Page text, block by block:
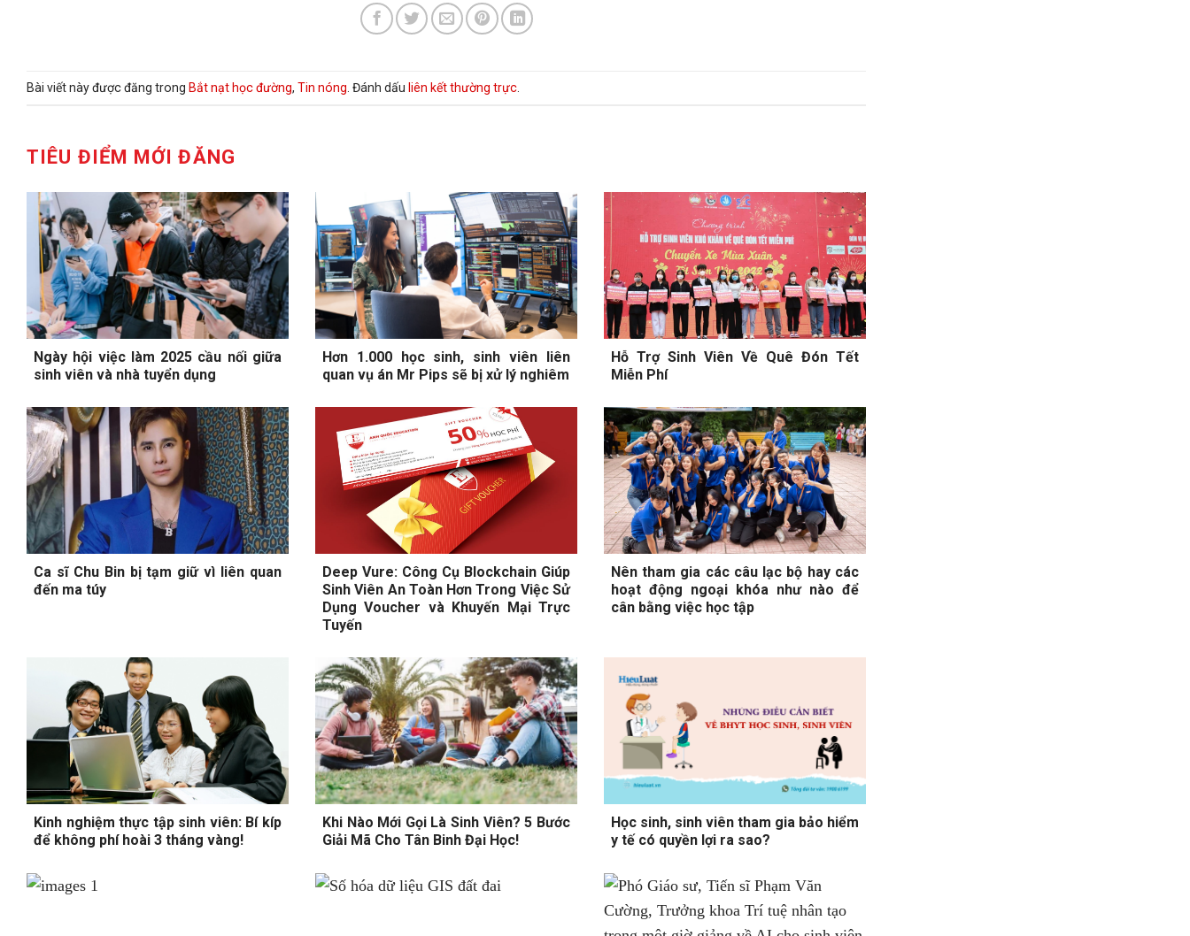
Bài viết này được đăng trong Bắt nạt học đường, Tin nóng . Đánh dấu liên kết thường trực
TIÊU ĐIỂM MỚI ĐĂNG
Ngày hội việc làm 2025 cầu nối giữa
sinh viên và nhà tuyển dụng
Hơn 1.000 học sinh, sinh viên liên
quan vụ án Mr Pips sẽ bị xử lý nghiêm
Hỗ Trợ Sinh Viên Về Quê Đón Tết
Miễn Phí
Ca sĩ Chu Bin bị tạm giữ vì liên quan
đến ma túy
Deep Vure: Công Cụ Blockchain Giúp
Sinh Viên An Toàn Hơn Trong Việc Sử
Dụng Voucher và Khuyến Mại Trực
Tuyến
Nên tham gia các câu lạc bộ hay các
hoạt động ngoại khóa như nào để
cân bằng việc học tập
Kinh nghiệm thực tập sinh viên: Bí kíp
để không phí hoài 3 tháng vàng!
Khi Nào Mới Gọi Là Sinh Viên? 5 Bước
Giải Mã Cho Tân Binh Đại Học!
Học sinh, sinh viên tham gia bảo hiểm
y tế có quyền lợi ra sao?